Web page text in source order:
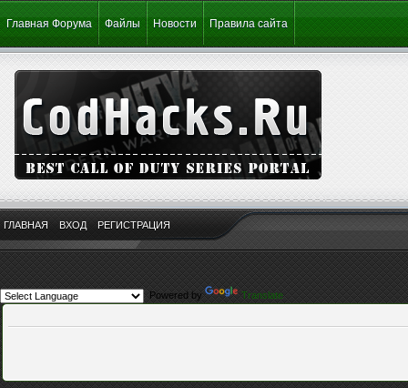
Главная Форума Файлы Новости Правила сайта
ГЛАВНАЯ ВХОД РЕГИСТРАЦИЯ
Powered by Translate